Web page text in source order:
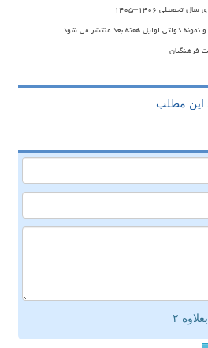
۱۴۰۶–۱۴۰۵
دولتی اوایل هفته بعد منتشر می شود
فرهنگیان
این مطلب